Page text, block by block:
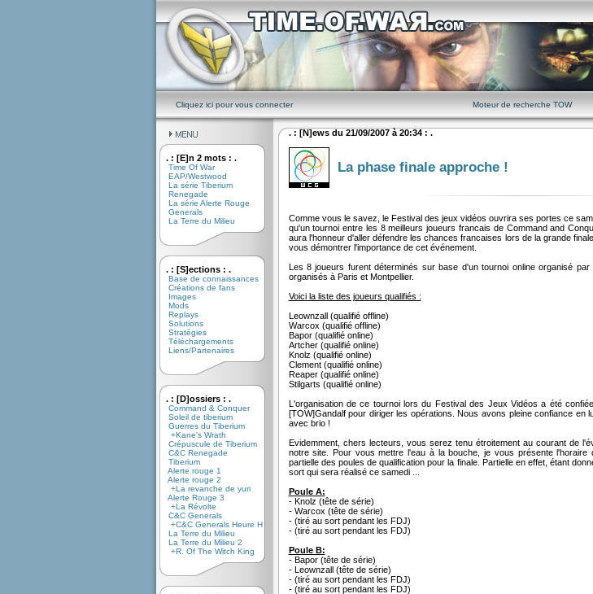
Cliquez ici pour vous connecter Moteur de recherche TOW
. : [E]n 2 mots : .
Time Of War
EAP/Westwood
La série Tiberium
Renegade
La série Alerte Rouge
Generals
La Terre du Milieu
. : [S]ections : .
Base de connaissances
Créations de fans
Images
Mods
Replays
Solutions
Stratégies
Téléchargements
Liens/Partenaires
. : [D]ossiers : .
Command & Conquer
Soleil de tiberium
Guerres du Tiberium
+Kane's Wrath
Crépuscule de Tiberium
C&C Renegade
Tiberium
Alerte rouge 1
Alerte rouge 2
+La revanche de yuri
Alerte Rouge 3
+La Révolte
C&C Generals
+C&C Generals Heure H
La Terre du Milieu
La Terre du Milieu 2
+R. Of The Witch King
. : [N]ews du 21/09/2007 à 20:34 : .
La phase finale approche !
Comme vous le savez, le Festival des jeux vidéos ouvrira ses portes ce
qu'un tournoi entre les 8 meilleurs joueurs francais de Command and
aura l'honneur d'aller défendre les chances francaises lors de la grande
vous démontrer l'importance de cet événement.
Les 8 joueurs furent déterminés sur base d'un tournoi online organisé
organisés à Paris et Montpellier.
Voici la liste des joueurs qualifiés :
Leownzall (qualifié offline)
Warcox (qualifié offline)
Bapor (qualifié online)
Artcher (qualifié online)
Knolz (qualifié online)
Clement (qualifié online)
Reaper (qualifié online)
Stilgarts (qualifié online)
L'organisation de ce tournoi lors du Festival des Jeux Vidéos a été
[TOW]Gandalf pour diriger les opérations. Nous avons pleine confiance en
avec brio !
Evidemment, chers lecteurs, vous serez tenu étroitement au courant de
notre site. Pour vous mettre l'eau à la bouche, je vous présente l'horaire
partielle des poules de qualification pour la finale. Partielle en effet, étant
sort qui sera réalisé ce samedi ...
Poule A:
- Knolz (tête de série)
- Warcox (tête de série)
- (tiré au sort pendant les FDJ)
- (tiré au sort pendant les FDJ)
Poule B:
- Bapor (tête de série)
- Leownzall (tête de série)
- (tiré au sort pendant les FDJ)
- (tiré au sort pendant les FDJ)